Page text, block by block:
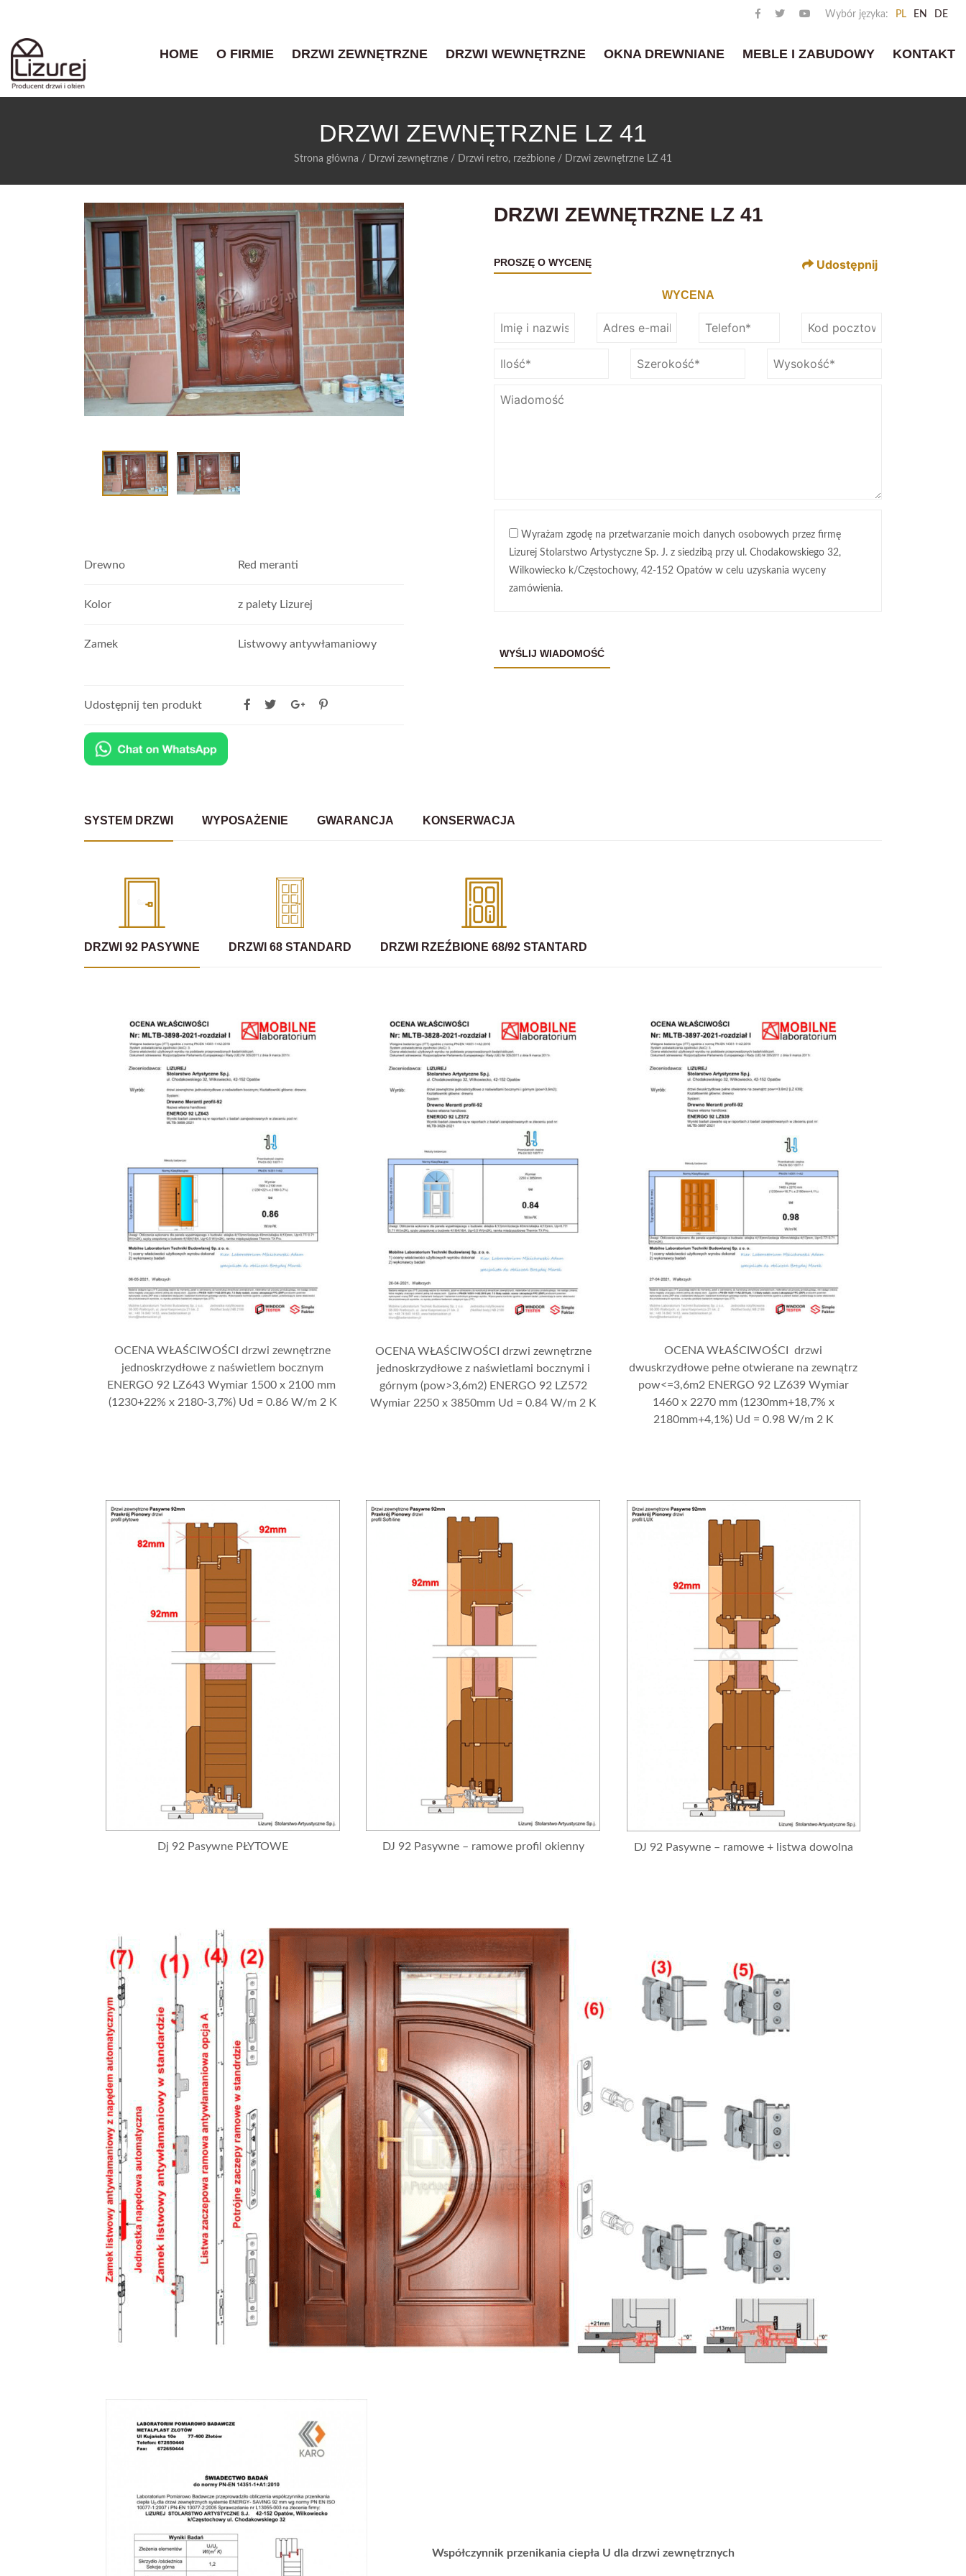
Wybór języka: PL EN DE
HOME O FIRMIE DRZWI ZEWNĘTRZNE DRZWI WEWNĘTRZNE OKNA DREWNIANE MEBLE I ZABUDOWY KONTAKT
DRZWI ZEWNĘTRZNE LZ 41
Strona główna / Drzwi zewnętrzne / Drzwi retro, rzeźbione / Drzwi zewnętrzne LZ 41
Drewno Red meranti
Kolor z palety Lizurej
Zamek Listwowy antywłamaniowy
Udostępnij ten produkt
DRZWI ZEWNĘTRZNE LZ 41
PROSZĘ O WYCENĘ Udostępnij
WYCENA
Wyrażam zgodę na przetwarzanie moich danych osobowych przez firmę
Lizurej Stolarstwo Artystyczne Sp. J. z siedzibą przy ul. Chodakowskiego 32,
Wilkowiecko k/Częstochowy, 42-152 Opatów w celu uzyskania wyceny
zamówienia.
SYSTEM DRZWI WYPOSAŻENIE GWARANCJA KONSERWACJA
DRZWI 92 PASYWNE DRZWI 68 STANDARD DRZWI RZEŹBIONE 68/92 STANTARD
OCENA WŁAŚCIWOŚCI drzwi zewnętrzne
jednoskrzydłowe z naświetlem bocznym
ENERGO 92 LZ643 Wymiar 1500 x 2100 mm
(1230+22% x 2180-3,7%) Ud = 0.86 W/m 2 K
OCENA WŁAŚCIWOŚCI drzwi zewnętrzne
jednoskrzydłowe z naświetlami bocznymi i
górnym (pow>3,6m2) ENERGO 92 LZ572
Wymiar 2250 x 3850mm Ud = 0.84 W/m 2 K
OCENA WŁAŚCIWOŚCI drzwi
dwuskrzydłowe pełne otwierane na zewnątrz
pow<=3,6m2 ENERGO 92 LZ639 Wymiar
1460 x 2270 mm (1230mm+18,7% x
2180mm+4,1%) Ud = 0.98 W/m 2 K
Dj 92 Pasywne PŁYTOWE DJ 92 Pasywne – ramowe profil okienny DJ 92 Pasywne – ramowe + listwa dowolna
Współczynnik przenikania ciepła U dla drzwi zewnętrznych